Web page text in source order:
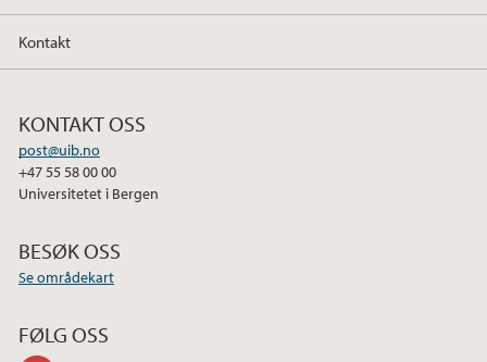
Kontakt
KONTAKT OSS
post@uib.no
+47 55 58 00 00
Universitetet i Bergen
BESØK OSS
Se områdekart
FØLG OSS